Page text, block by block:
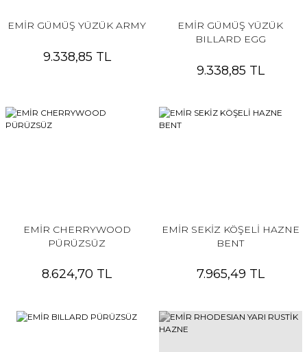
EMİR GÜMÜŞ YÜZÜK ARMY
9.338,85 TL
EMİR GÜMÜŞ YÜZÜK
BILLARD EGG
9.338,85 TL
EMİR CHERRYWOOD
PÜRÜZSÜZ
8.624,70 TL
EMİR SEKİZ KÖŞELİ HAZNE
BENT
7.965,49 TL